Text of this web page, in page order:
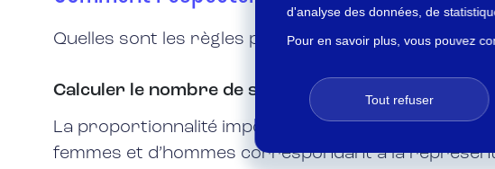
Quelles sont les règles permettant de calculer la
Calculer le nombre de sièges à pourvoir par
La proportionnalité imposée par le Code du travail
femmes et d’hommes correspondant à la
d'analyse des données, de
Pour en savoir plus, vous pouvez
Tout refuser